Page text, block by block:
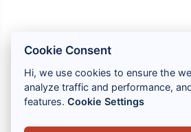
Cookie Consent
Hi, we use cookies to ensure the
analyze traffic and performance,
features.Cookie Settings